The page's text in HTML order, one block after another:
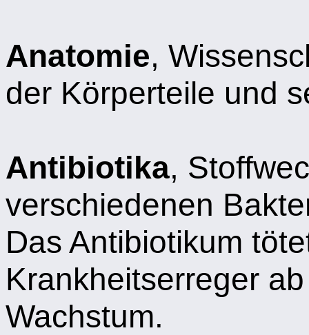
Anatomie,
der Körperteile und
Antibiotika,
verschiedenen
Das Antibiotikum
Krankheitserreger
Wachstum.